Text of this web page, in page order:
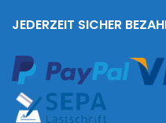
JEDERZEIT SICHER